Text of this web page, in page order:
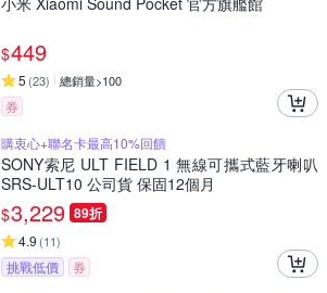
$449
5 (23) 總銷量>100
券
購衷心+聯名卡最高10%回饋
SONY索尼 ULT FIELD 1 無線可攜式藍牙喇叭
SRS-ULT10 公司貨 保固12個月
$3,229 89折
4.9 (11)
挑戰低價 券